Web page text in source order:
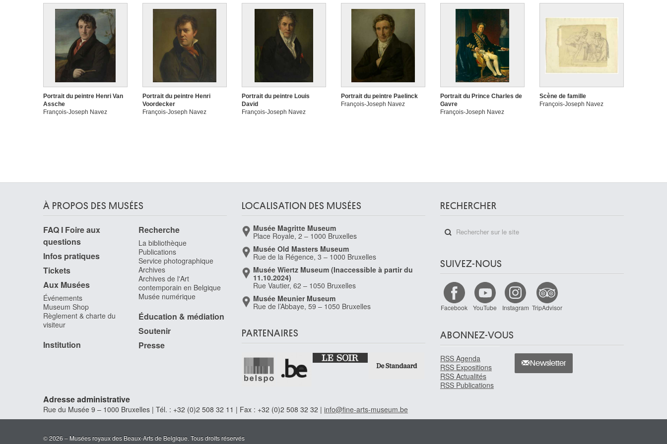
Portrait du peintre Henri Van
Assche
François-Joseph Navez
Portrait du peintre Henri
Voordecker
François-Joseph Navez
Portrait du peintre Louis
David
François-Joseph Navez
Portrait du peintre Paelinck
François-Joseph Navez
Portrait du Prince Charles de
Gavre
François-Joseph Navez
Scène de famille
François-Joseph Navez
À PROPOS DES MUSÉES
FAQ I Foire aux
questions
Infos pratiques
Tickets
Aux Musées
Événements
Museum Shop
Règlement & charte du
visiteur
Institution
Recherche
La bibliothèque
Publications
Service photographique
Archives
Archives de l'Art
contemporain en Belgique
Musée numérique
Éducation & médiation
Soutenir
Presse
LOCALISATION DES MUSÉES
Musée Magritte Museum
Place Royale, 2 – 1000 Bruxelles
Musée Old Masters Museum
Rue de la Régence, 3 – 1000 Bruxelles
Musée Wiertz Museum (Inaccessible à partir du
11.10.2024)
Rue Vautier, 62 – 1050 Bruxelles
Musée Meunier Museum
Rue de l’Abbaye, 59 – 1050 Bruxelles
PARTENAIRES
RECHERCHER
SUIVEZ-NOUS
Facebook YouTube Instagram TripAdvisor
ABONNEZ-VOUS
RSS Agenda
RSS Expositions
RSS Actualités
RSS Publications
Newsletter
Adresse administrative
Rue du Musée 9 – 1000 Bruxelles | Tél. : +32 (0)2 508 32 11 | Fax : +32 (0)2 508 32 32 | info@fine-arts-museum.be
© 2026 – Musées royaux des Beaux-Arts de Belgique. Tous droits réservés